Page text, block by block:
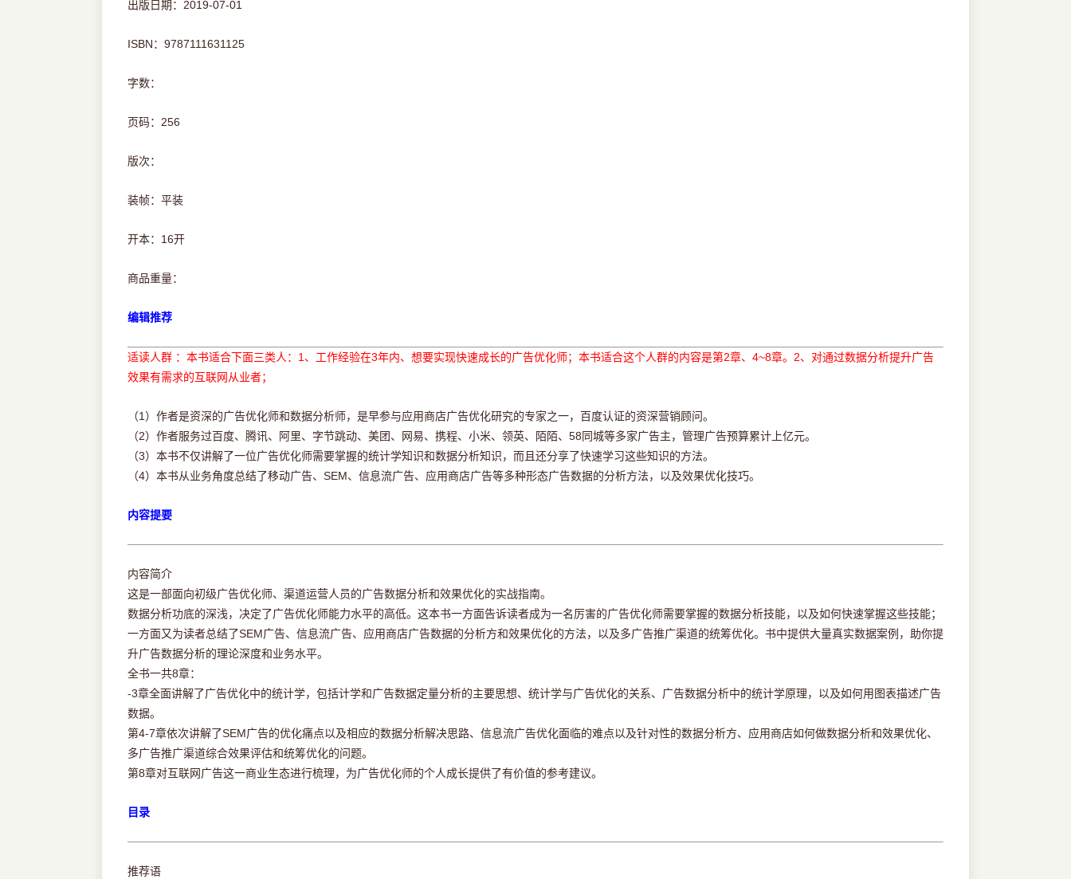
出版日期：2019-07-01
ISBN：9787111631125
字数：
页码：256
版次：
装帧：平装
开本：16开
商品重量：
编辑推荐
适读人群 ：本书适合下面三类人：1、工作经验在3年内、想要实现快速成长的广告优化师；本书适合这个人群的内容是第2章、4~8章。2、对通过数据分析提升广告
效果有需求的互联网从业者；
（1）作者是资深的广告优化师和数据分析师，是早参与应用商店广告优化研究的专家之一，百度认证的资深营销顾问。
（2）作者服务过百度、腾讯、阿里、字节跳动、美团、网易、携程、小米、领英、陌陌、58同城等多家广告主，管理广告预算累计上亿元。
（3）本书不仅讲解了一位广告优化师需要掌握的统计学知识和数据分析知识，而且还分享了快速学习这些知识的方法。
（4）本书从业务角度总结了移动广告、SEM、信息流广告、应用商店广告等多种形态广告数据的分析方法，以及效果优化技巧。
内容提要
内容简介
这是一部面向初级广告优化师、渠道运营人员的广告数据分析和效果优化的实战指南。
数据分析功底的深浅，决定了广告优化师能力水平的高低。这本书一方面告诉读者成为一名厉害的广告优化师需要掌握的数据分析技能，以及如何快速掌握这些技能；
一方面又为读者总结了SEM广告、信息流广告、应用商店广告数据的分析方和效果优化的方法，以及多广告推广渠道的统筹优化。书中提供大量真实数据案例，助你提
升广告数据分析的理论深度和业务水平。
全书一共8章：
-3章全面讲解了广告优化中的统计学，包括计学和广告数据定量分析的主要思想、统计学与广告优化的关系、广告数据分析中的统计学原理，以及如何用图表描述广告
数据。
第4-7章依次讲解了SEM广告的优化痛点以及相应的数据分析解决思路、信息流广告优化面临的难点以及针对性的数据分析方、应用商店如何做数据分析和效果优化、
多广告推广渠道综合效果评估和统筹优化的问题。
第8章对互联网广告这一商业生态进行梳理，为广告优化师的个人成长提供了有价值的参考建议。
目录
推荐语